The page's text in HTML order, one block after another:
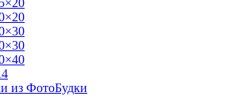
из ФотоБудки